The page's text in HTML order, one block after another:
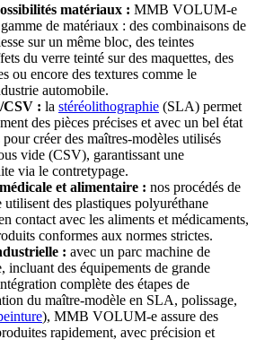
matériaux : MMB VOLUM-e
de matériaux : des combinaisons de
sur un même bloc, des teintes
du verre teinté sur des maquettes, des
ou encore des textures comme le
automobile.
CSV : la stéréolithographie (SLA) permet
des pièces précises et avec un bel état
créer des maîtres-modèles utilisés
vide (CSV), garantissant une
via le contretypage.
et alimentaire : nos procédés de
utilisent des plastiques polyuréthane
contact avec les aliments et médicaments,
conformes aux normes strictes.
: avec un parc machine de
incluant des équipements de grande
complète des étapes de
du maître-modèle en SLA, polissage,
), MMB VOLUM-e assure des
rapidement, avec précision et